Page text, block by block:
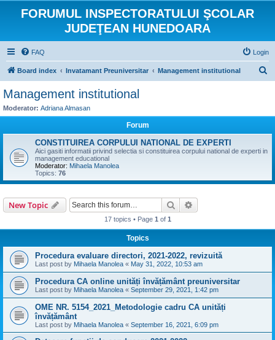
FORUMUL INSPECTORATULUI ŞCOLAR
JUDEŢEAN HUNEDOARA
FAQ Login
Board index Invatamant Preuniversitar Management institutional
Management institutional
Moderator: Adriana Almasan
Forum
CONSTITUIREA CORPULUI NATIONAL DE EXPERTI
Aici gasiti informatii privind selectia si constituirea corpului national de experti in
management educational
Moderator: Mihaela Manolea
Topics: 76
New Topic Search
17 topics • Page 1 of 1
Topics
Procedura evaluare directori, 2021-2022, revizuită
Last post by Mihaela Manolea « May 31, 2022, 10:53 am
Procedura CA online unități învățământ preuniversitar
Last post by Mihaela Manolea « September 29, 2021, 1:42 pm
OME NR. 5154_2021_Metodologie cadru CA unități
învățământ
Last post by Mihaela Manolea « September 16, 2021, 6:09 pm